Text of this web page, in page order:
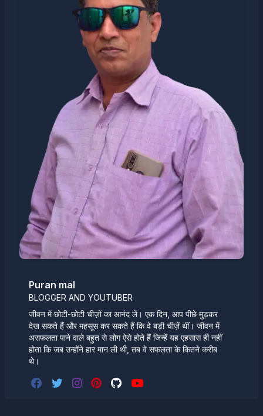
Puran mal
BLOGGER AND YOUTUBER
जीवन में छोटी-छोटी चीज़ों का आनंद लें। एक दिन, आप पीछे मुड़कर
देख सकते हैं और महसूस कर सकते हैं कि वे बड़ी चीज़ें थीं। जीवन में
असफलता पाने वाले बहुत से लोग ऐसे होते हैं जिन्हें यह एहसास ही नहीं
होता कि जब उन्होंने हार मान ली थी, तब वे सफलता के कितने करीब
थे।